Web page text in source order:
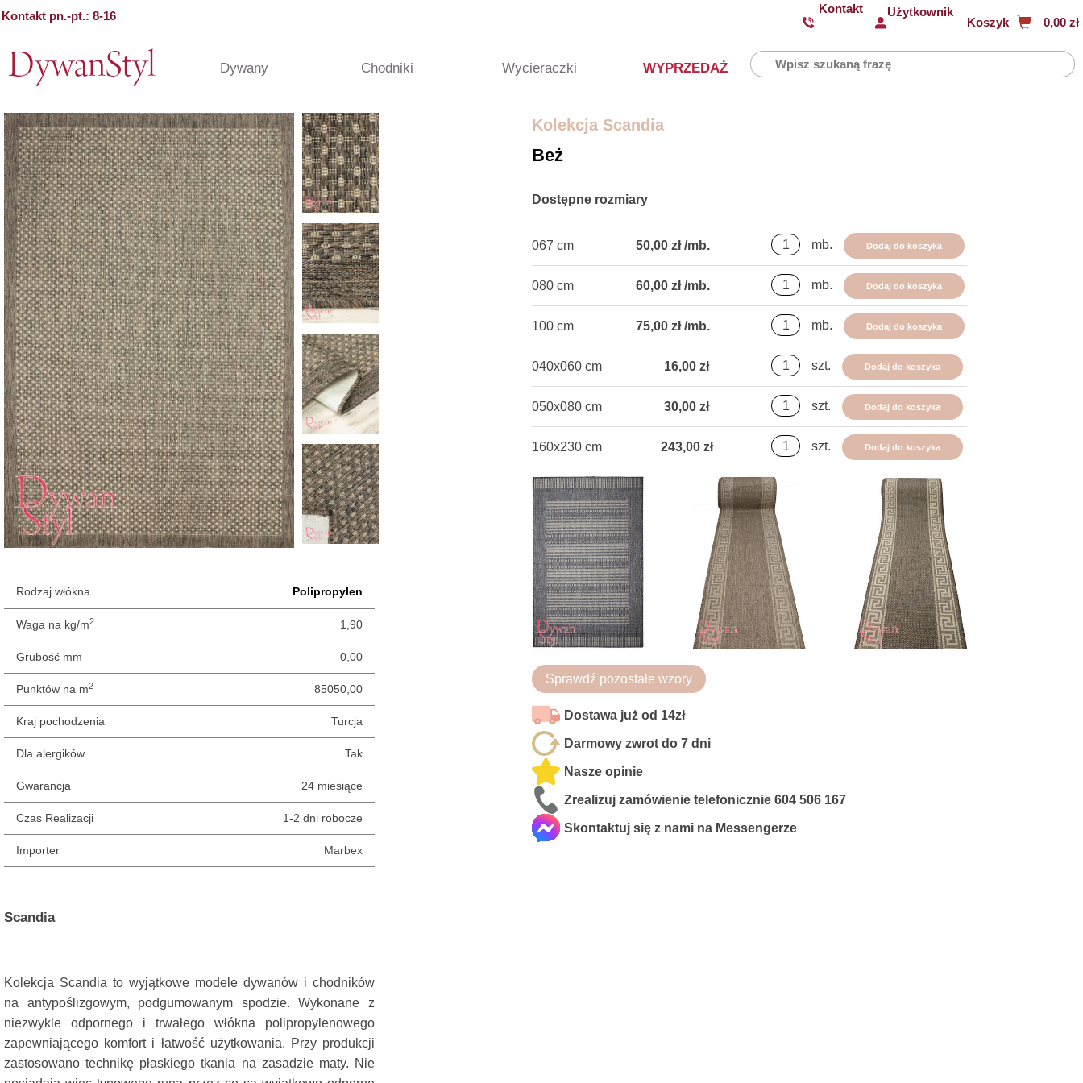
Kontakt pn.-pt.: 8-16
Kontakt Użytkownik
Koszyk 0,00 zł
Dywany Chodniki Wycieraczki WYPRZEDAŻ
Rodzaj włókna Polipropylen
Waga na kg/m2 1,90
Grubość mm 0,00
Punktów na m2 85050,00
Kraj pochodzenia Turcja
Dla alergików Tak
Gwarancja 24 miesiące
Czas Realizacji 1-2 dni robocze
Importer Marbex
Scandia
Kolekcja Scandia to wyjątkowe modele dywanów i chodników
na antypoślizgowym, podgumowanym spodzie. Wykonane z
niezwykle odpornego i trwałego włókna polipropylenowego
zapewniającego komfort i łatwość użytkowania. Przy produkcji
zastosowano technikę płaskiego tkania na zasadzie maty. Nie
Kolekcja Scandia
Beż
Dostępne rozmiary
067 cm 50,00 zł /mb. mb. Dodaj do koszyka
080 cm 60,00 zł /mb. mb. Dodaj do koszyka
100 cm 75,00 zł /mb. mb. Dodaj do koszyka
040x060 cm 16,00 zł szt. Dodaj do koszyka
050x080 cm 30,00 zł szt. Dodaj do koszyka
160x230 cm 243,00 zł szt. Dodaj do koszyka
Sprawdź pozostałe wzory
Dostawa już od 14zł
Darmowy zwrot do 7 dni
Nasze opinie
Zrealizuj zamówienie telefonicznie 604 506 167
Skontaktuj się z nami na Messengerze